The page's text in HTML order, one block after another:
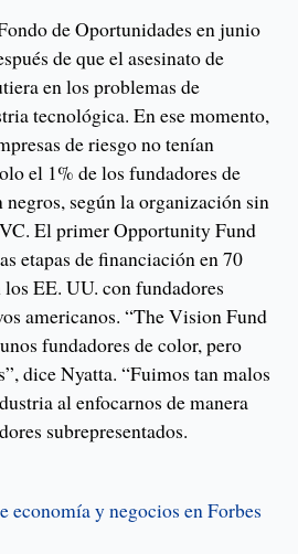
de Oportunidades en junio
de que el asesinato de
en los problemas de
tecnológica. En ese momento,
de riesgo no tenían
el 1% de los fundadores de
negros, según la organización sin
El primer Opportunity Fund
etapas de financiación en 70
los EE. UU. con fundadores
americanos. “The Vision Fund
fundadores de color, pero
dice Nyatta. “Fuimos tan malos
al enfocarnos de manera
subrepresentados.
economía y negocios en Forbes